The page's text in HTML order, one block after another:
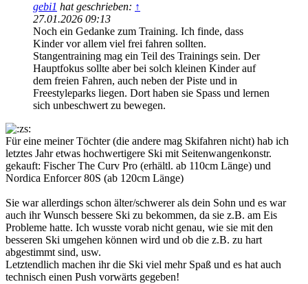
gebi1 hat geschrieben: ↑
27.01.2026 09:13
Noch ein Gedanke zum Training. Ich finde, dass
Kinder vor allem viel frei fahren sollten.
Stangentraining mag ein Teil des Trainings sein. Der
Hauptfokus sollte aber bei solch kleinen Kinder auf
dem freien Fahren, auch neben der Piste und in
Freestyleparks liegen. Dort haben sie Spass und lernen
sich unbeschwert zu bewegen.
Für eine meiner Töchter (die andere mag Skifahren nicht) hab ich
letztes Jahr etwas hochwertigere Ski mit Seitenwangenkonstr.
gekauft: Fischer The Curv Pro (erhältl. ab 110cm Länge) und
Nordica Enforcer 80S (ab 120cm Länge)
Sie war allerdings schon älter/schwerer als dein Sohn und es war
auch ihr Wunsch bessere Ski zu bekommen, da sie z.B. am Eis
Probleme hatte. Ich wusste vorab nicht genau, wie sie mit den
besseren Ski umgehen können wird und ob die z.B. zu hart
abgestimmt sind, usw.
Letztendlich machen ihr die Ski viel mehr Spaß und es hat auch
technisch einen Push vorwärts gegeben!